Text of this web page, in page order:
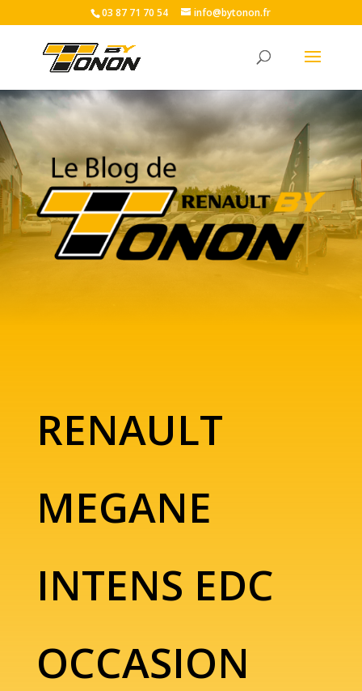
03 87 71 70 54 info@bytonon.fr
RENAULT
MEGANE
INTENS EDC
OCCASION